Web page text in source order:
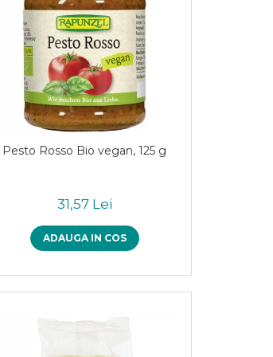
Pesto Rosso Bio vegan, 125 g
31,57 Lei
ADAUGA IN COS